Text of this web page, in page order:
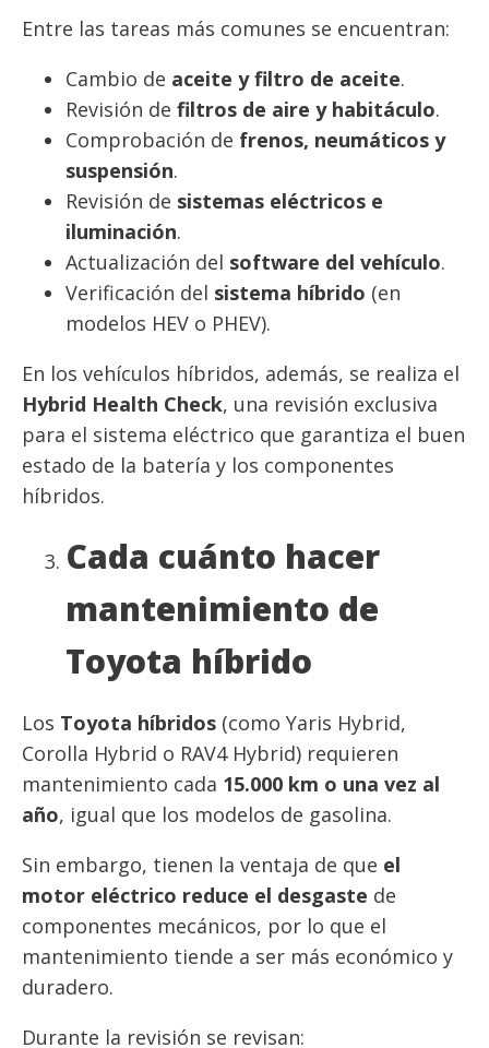
Entre las tareas más comunes se encuentran:
Cambio de aceite y filtro de aceite.
Revisión de filtros de aire y habitáculo.
Comprobación de frenos, neumáticos y
suspensión.
Revisión de sistemas eléctricos e
iluminación.
Actualización del software del vehículo.
Verificación del sistema híbrido (en
modelos HEV o PHEV).
En los vehículos híbridos, además, se realiza el
Hybrid Health Check, una revisión exclusiva
para el sistema eléctrico que garantiza el buen
estado de la batería y los componentes
híbridos.
Cada cuánto hacer
mantenimiento de
Toyota híbrido
Los Toyota híbridos (como Yaris Hybrid,
Corolla Hybrid o RAV4 Hybrid) requieren
mantenimiento cada 15.000 km o una vez al
año, igual que los modelos de gasolina.
Sin embargo, tienen la ventaja de que el
motor eléctrico reduce el desgaste de
componentes mecánicos, por lo que el
mantenimiento tiende a ser más económico y
duradero.
Durante la revisión se revisan: